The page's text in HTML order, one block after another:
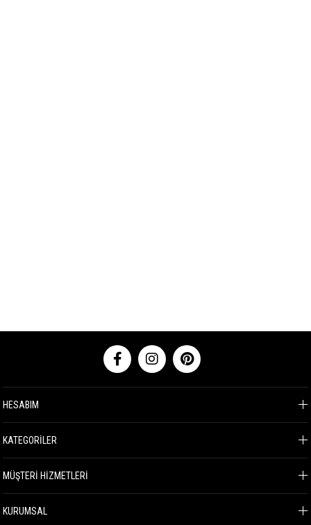
HESABIM
KATEGORİLER
MÜŞTERİ HİZMETLERİ
KURUMSAL